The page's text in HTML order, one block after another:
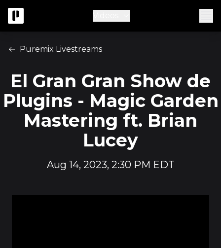
Puremix Livestreams
El Gran Gran Show de
Plugins - Magic Garden
Mastering ft. Brian
Lucey
Aug 14, 2023, 2:30 PM EDT